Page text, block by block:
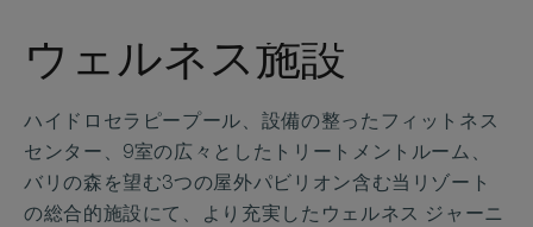
ウェルネス施設
ハイドロセラピープール、設備の整ったフィットネス
センター、9室の広々としたトリートメントルーム、
バリの森を望む3つの屋外パビリオン含む当リゾート
の総合的施設にて、より充実したウェルネス ジャーニ